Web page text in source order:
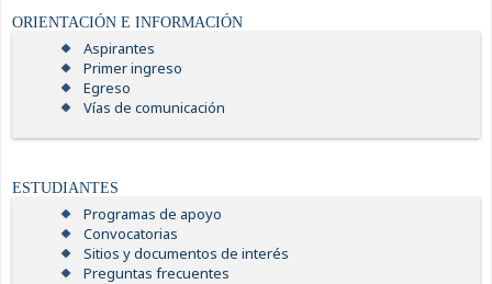
ORIENTACIÓN E INFORMACIÓN
Aspirantes
Primer ingreso
Egreso
Vías de comunicación
ESTUDIANTES
Programas de apoyo
Convocatorias
Sitios y documentos de interés
Preguntas frecuentes